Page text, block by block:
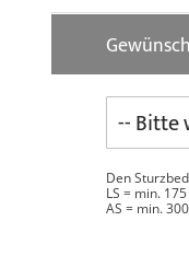
Den
LS = min.
AS = min.